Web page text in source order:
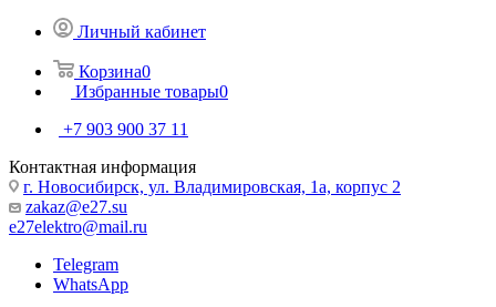
Личный кабинет
Корзина0
Избранные товары0
+7 903 900 37 11
Контактная информация
г. Новосибирск, ул. Владимировская, 1а, корпус 2
zakaz@e27.su
e27elektro@mail.ru
Telegram
WhatsApp